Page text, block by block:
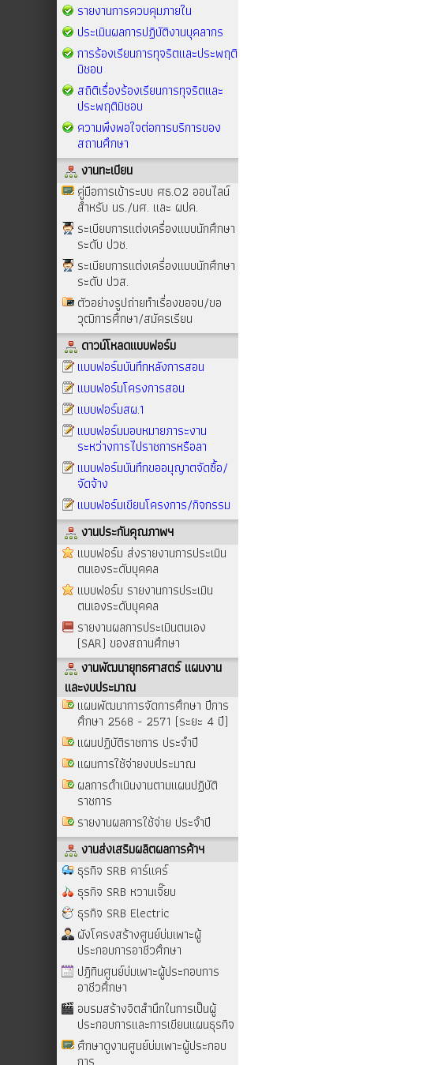
รายงานการควบคุมภายใน
ประเมินผลการปฏิบัติงานบุคลากร
การร้องเรียนการทุจริตและประพฤติ
มิชอบ
สถิติเรื่องร้องเรียนการทุจริตและ
ประพฤติมิชอบ
ความพึงพอใจต่อการบริการของ
สถานศึกษา
งานทะเบียน
คู่มือการเข้าระบบ ศธ.02 ออนไลน์
สำหรับ นร./นศ. และ ผปค.
ระเบียบการแต่งเครื่องแบบนักศึกษา
ระดับ ปวช.
ระเบียบการแต่งเครื่องแบบนักศึกษา
ระดับ ปวส.
ตัวอย่างรูปถ่ายทำเรื่องขอจบ/ขอ
วุฒิการศึกษา/สมัครเรียน
ดาวน์โหลดแบบฟอร์ม
แบบฟอร์มบันทึกหลังการสอน
แบบฟอร์มโครงการสอน
แบบฟอร์มสผ.1
แบบฟอร์มมอบหมายภาระงาน
ระหว่างการไปราชการหรือลา
แบบฟอร์มบันทึกขออนุญาตจัดซื้อ/
จัดจ้าง
แบบฟอร์มเขียนโครงการ/กิจกรรม
งานประกันคุณภาพฯ
แบบฟอร์ม ส่งรายงานการประเมิน
ตนเองระดับบุคคล
แบบฟอร์ม รายงานการประเมิน
ตนเองระดับบุคคล
รายงานผลการประเมินตนเอง
(SAR) ของสถานศึกษา
งานพัฒนายุทธศาสตร์ แผนงาน
และงบประมาณ
แผนพัฒนาการจัดการศึกษา ปีการ
ศึกษา 2568 - 2571 (ระยะ 4 ปี)
แผนปฏิบัติราชการ ประจำปี
แผนการใช้จ่ายงบประมาณ
ผลการดำเนินงานตามแผนปฏิบัติ
ราชการ
รายงานผลการใช้จ่าย ประจำปี
งานส่งเสริมผลิตผลการค้าฯ
ธุรกิจ SRB คาร์แคร์
ธุรกิจ SRB หวานเจี๊ยบ
ธุรกิจ SRB Electric
ผังโครงสร้างศูนย์บ่มเพาะผู้
ประกอบการอาชีวศึกษา
ปฎิทินศูนย์บ่มเพาะผู้ประกอบการ
อาชีวศึกษา
อบรมสร้างจิตสำนึกในการเป็นผู้
ประกอบการและการเขียนแผนธุรกิจ
ศึกษาดูงานศูนย์บ่มเพาะผู้ประกอบ